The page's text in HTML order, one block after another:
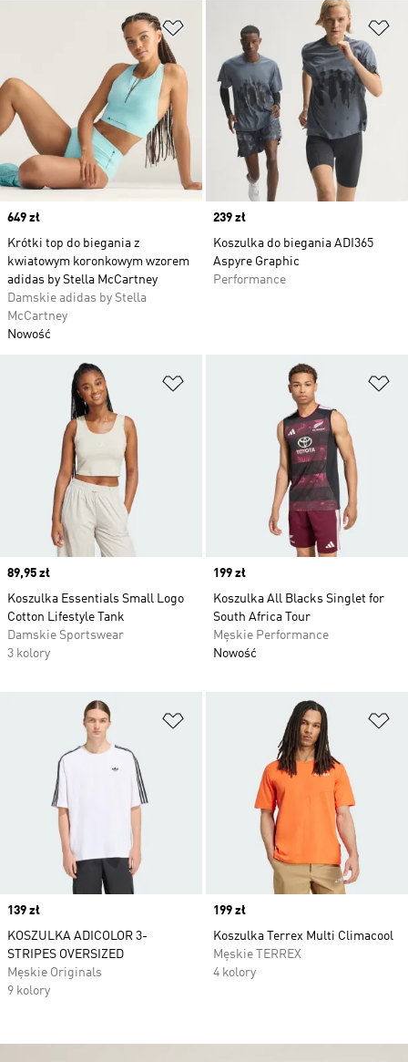
Dodaj do listy życzeń
Price
649 zł
Krótki top do biegania z
kwiatowym koronkowym wzorem
adidas by Stella McCartney
Damskie adidas by Stella
McCartney
Nowość
Price
239 zł
Koszulka do biegania ADI365
Aspyre Graphic
Performance
Dodaj do listy życzeń
Price
89,95 zł
Koszulka Essentials Small Logo
Cotton Lifestyle Tank
Damskie Sportswear
3 kolory
Price
199 zł
Koszulka All Blacks Singlet for
South Africa Tour
Męskie Performance
Nowość
Dodaj do listy życzeń
Price
139 zł
KOSZULKA ADICOLOR 3-
STRIPES OVERSIZED
Męskie Originals
9 kolory
Price
199 zł
Koszulka Terrex Multi Climacool
Męskie TERREX
4 kolory